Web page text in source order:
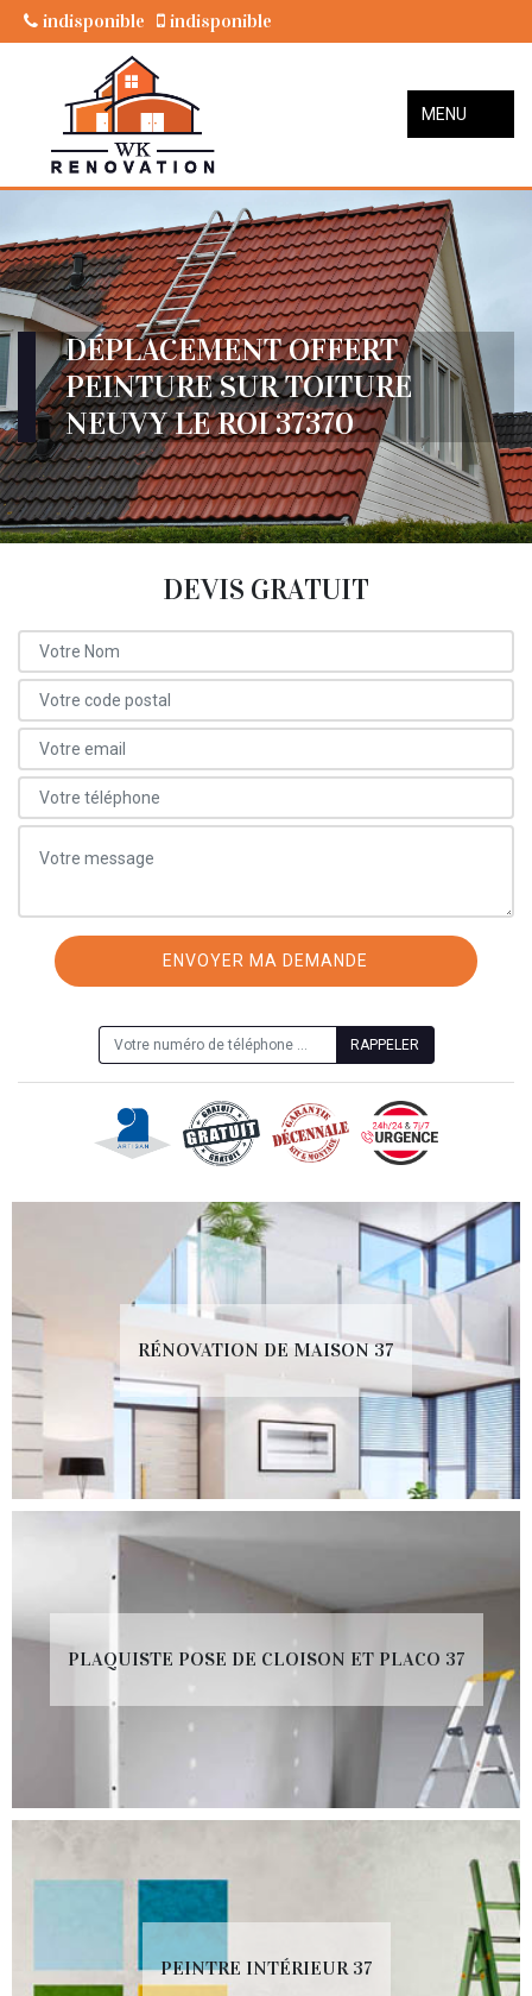
indisponible indisponible
MENU
DÉPLACEMENT OFFERT
PEINTURE SUR TOITURE
NEUVY LE ROI 37370
DEVIS GRATUIT
RÉNOVATION DE MAISON 37
PLAQUISTE POSE DE CLOISON ET PLACO 37
PEINTRE INTÉRIEUR 37